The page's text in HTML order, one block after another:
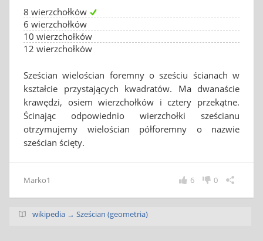
8 wierzchołków
6 wierzchołków
10 wierzchołków
12 wierzchołków
Sześcian wielościan foremny o sześciu ścianach w
kształcie przystających kwadratów. Ma dwanaście
krawędzi, osiem wierzchołków i cztery przekątne.
Ścinając odpowiednio wierzchołki sześcianu
otrzymujemy wielościan półforemny o nazwie
sześcian ścięty.
Marko1 0
6
wikipedia → Sześcian (geometria)